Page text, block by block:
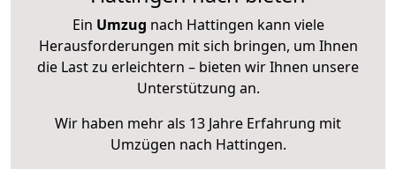
Ein Umzug nach Hattingen kann viele
Herausforderungen mit sich bringen, um Ihnen
die Last zu erleichtern – bieten wir Ihnen unsere
Unterstützung an.
Wir haben mehr als 13 Jahre Erfahrung mit
Umzügen nach Hattingen.